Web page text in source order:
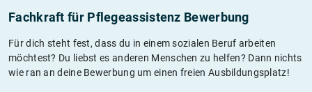
Fachkraft für Pflegeassistenz Bewerbung
Für dich steht fest, dass du in einem sozialen Beruf arbeiten
möchtest? Du liebst es anderen Menschen zu helfen? Dann nichts
wie ran an deine Bewerbung um einen freien Ausbildungsplatz!